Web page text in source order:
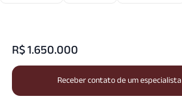
R$ 1.650.000
Receber contato de um especialista